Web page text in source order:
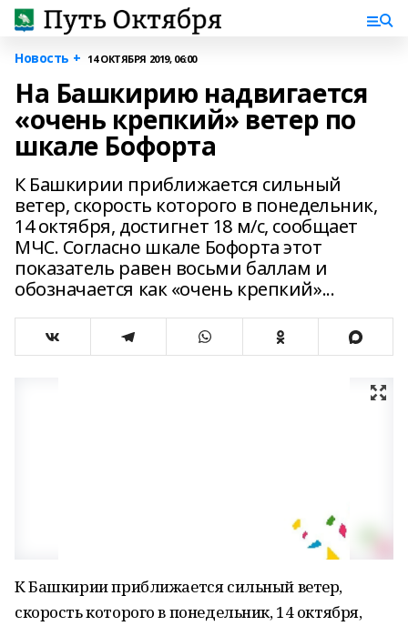
Новость + 14 ОКТЯБРЯ 2019, 06:00
На Башкирию надвигается
«очень крепкий» ветер по
шкале Бофорта
К Башкирии приближается сильный
ветер, скорость которого в понедельник,
14 октября, достигнет 18 м/с, сообщает
МЧС. Согласно шкале Бофорта этот
показатель равен восьми баллам и
обозначается как «очень крепкий»...
К Башкирии приближается сильный ветер,
скорость которого в понедельник, 14 октября,